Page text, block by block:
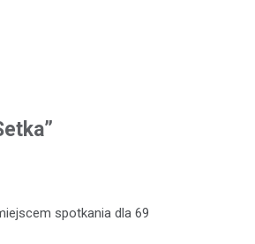
spotkania dla 69